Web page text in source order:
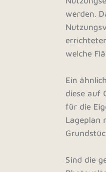
werden.
welche
Ein
diese auf
für die
Lageplan
Sind die